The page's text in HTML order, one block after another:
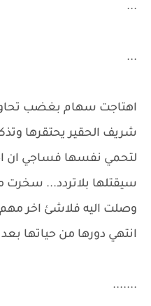
...
...
اهتاجت سهام بغضب
شريف الحقير يحتقرها
لتحمي نفسها فساجي ان
سيقتلها بلاتردد... سخرت
وصلت اليه فلاشئ اخر
انتهي دورها من حياتها
.......